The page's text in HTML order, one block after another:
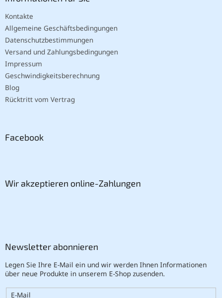
Kontakte
Allgemeine Geschäftsbedingungen
Datenschutzbestimmungen
Versand und Zahlungsbedingungen
Impressum
Geschwindigkeitsberechnung
Blog
Rücktritt vom Vertrag
Facebook
Wir akzeptieren online-Zahlungen
Newsletter abonnieren
Legen Sie Ihre E-Mail ein und wir werden Ihnen Informationen
über neue Produkte in unserem E-Shop zusenden.
E-Mail